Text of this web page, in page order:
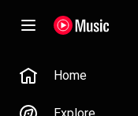
Home